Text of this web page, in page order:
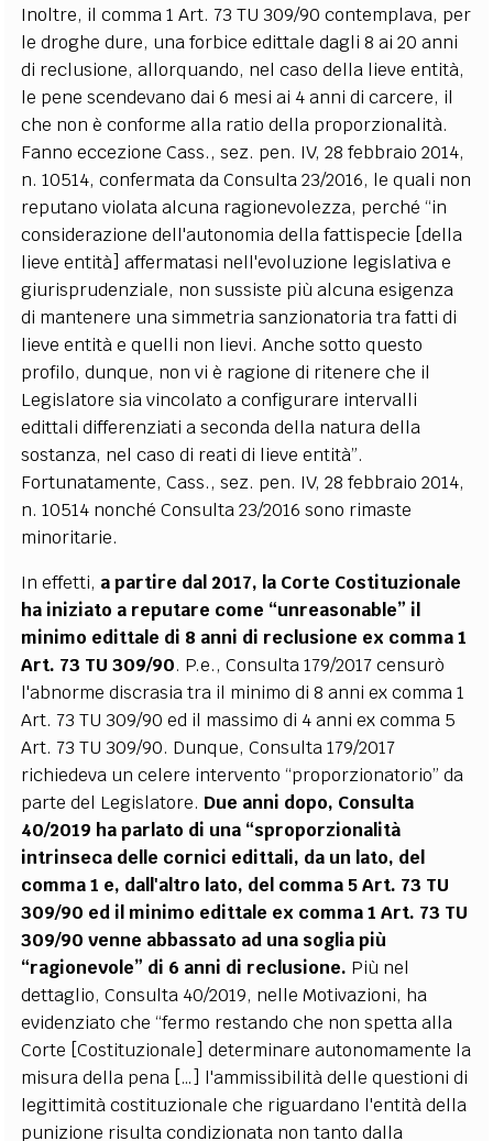
Inoltre, il comma 1 Art. 73 TU 309/90 contemplava, per
le droghe dure, una forbice edittale dagli 8 ai 20 anni
di reclusione, allorquando, nel caso della lieve entità,
le pene scendevano dai 6 mesi ai 4 anni di carcere, il
che non è conforme alla ratio della proporzionalità.
Fanno eccezione Cass., sez. pen. IV, 28 febbraio 2014,
n. 10514, confermata da Consulta 23/2016, le quali non
reputano violata alcuna ragionevolezza, perché “in
considerazione dell'autonomia della fattispecie [della
lieve entità] affermatasi nell'evoluzione legislativa e
giurisprudenziale, non sussiste più alcuna esigenza
di mantenere una simmetria sanzionatoria tra fatti di
lieve entità e quelli non lievi. Anche sotto questo
profilo, dunque, non vi è ragione di ritenere che il
Legislatore sia vincolato a configurare intervalli
edittali differenziati a seconda della natura della
sostanza, nel caso di reati di lieve entità”.
Fortunatamente, Cass., sez. pen. IV, 28 febbraio 2014,
n. 10514 nonché Consulta 23/2016 sono rimaste
minoritarie.
In effetti, a partire dal 2017, la Corte Costituzionale
ha iniziato a reputare come “unreasonable” il
minimo edittale di 8 anni di reclusione ex comma 1
Art. 73 TU 309/90. P.e., Consulta 179/2017 censurò
l'abnorme discrasia tra il minimo di 8 anni ex comma 1
Art. 73 TU 309/90 ed il massimo di 4 anni ex comma 5
Art. 73 TU 309/90. Dunque, Consulta 179/2017
richiedeva un celere intervento “proporzionatorio” da
parte del Legislatore. Due anni dopo, Consulta
40/2019 ha parlato di una “sproporzionalità
intrinseca delle cornici edittali, da un lato, del
comma 1 e, dall'altro lato, del comma 5 Art. 73 TU
309/90 ed il minimo edittale ex comma 1 Art. 73 TU
309/90 venne abbassato ad una soglia più
“ragionevole” di 6 anni di reclusione. Più nel
dettaglio, Consulta 40/2019, nelle Motivazioni, ha
evidenziato che “fermo restando che non spetta alla
Corte [Costituzionale] determinare autonomamente la
misura della pena […] l'ammissibilità delle questioni di
legittimità costituzionale che riguardano l'entità della
punizione risulta condizionata non tanto dalla